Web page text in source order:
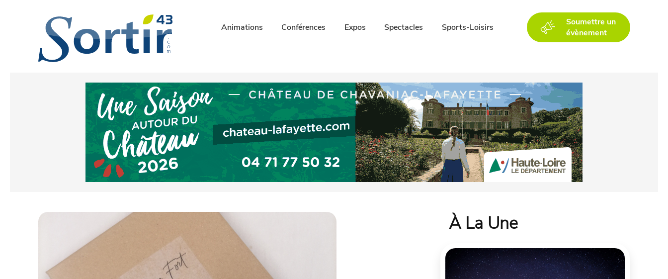
Animations Conférences Expos Spectacles Sports-Loisirs
Soumettre un
évènement
À La Une